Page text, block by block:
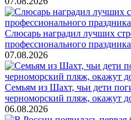
Слюсарь наградил лучших
профессионального праздника
07.08.2026
Семьям из Шахт, чьи дети
черноморский пляж, окажут
06.08.2026